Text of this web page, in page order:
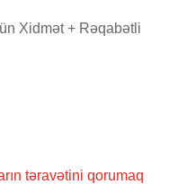
Xidmət + Rəqabətli
təravətini qorumaq